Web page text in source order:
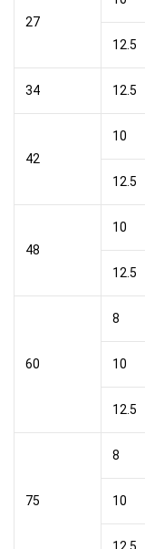
27
12.5
34 12.5
42
10
12.5
48
10
12.5
60
8
10
12.5
75
8
10
12.5